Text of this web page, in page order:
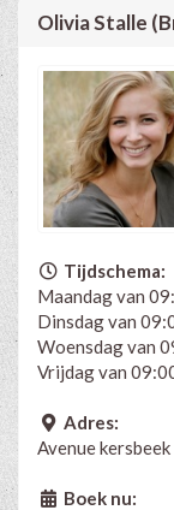
Olivia Stalle
Tijdschema:
Maandag van
Dinsdag van
Woensdag van
Vrijdag van
Adres:
Avenue
Boek nu: